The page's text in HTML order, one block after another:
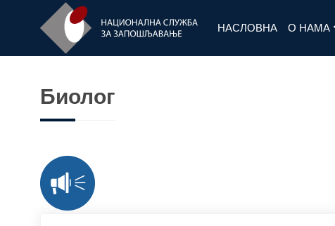
НАСЛОВНА О НАМА
Биолог